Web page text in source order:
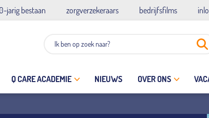
jarig bestaan zorgverzekeraars bedrijfsfilms
Q CARE ACADEMIE NIEUWS OVER ONS